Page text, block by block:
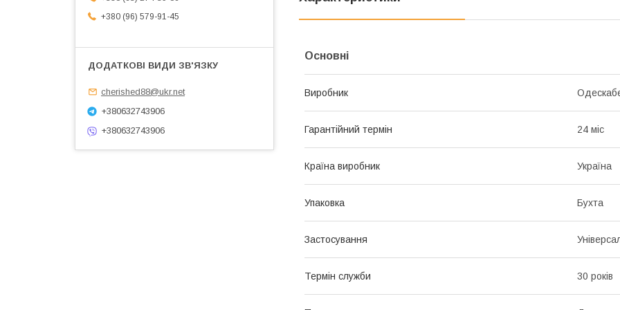
Основні
Виробник
Гарантійний термін 24 міс
Країна виробник Україна
Упаковка Бухта
Застосування
Термін служби 30 років
+380 (96) 579-91-45
cherished88@ukr.net
+380632743906
+380632743906